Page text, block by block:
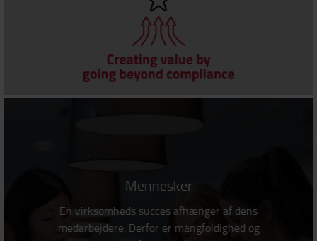
Mennesker
En virksomheds succes afhænger af dens
medarbejdere. Derfor er mangfoldighed og